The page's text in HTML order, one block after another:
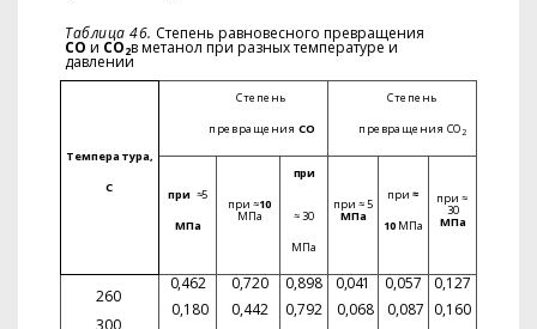
Таблица 46. Степень равновесного превращения
СОи СО2в метанол при разных температуре и
давлении
Температура,
С
Степень
превращения СО
Степень
превращения СО2
при ≈5
МПа
при≈10
МПа
при
≈30
МПа
при ≈5
МПа
при≈
10 МПа
при≈
30
МПа
260
0,462
0,180
0,720
0,442
0,898
0,792
0,041
0,068
0,057
0,087
0,127
0,160